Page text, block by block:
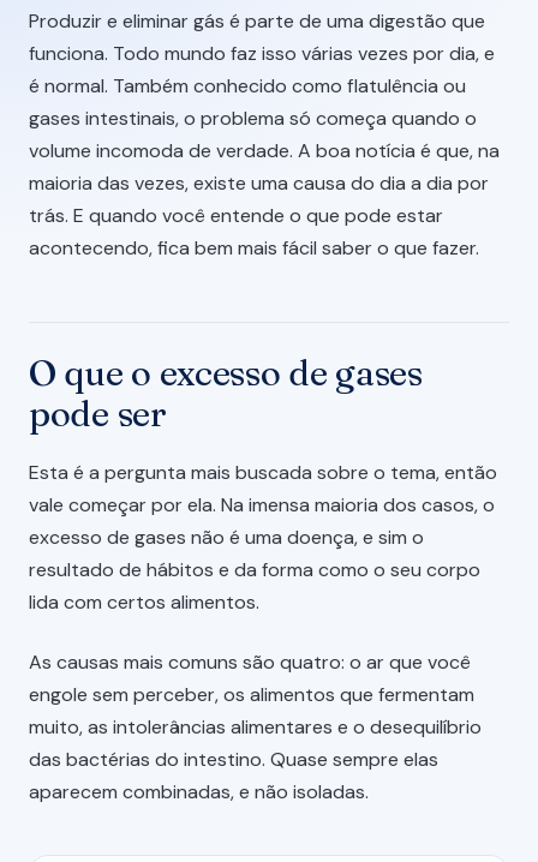
Produzir e eliminar gás é parte de uma digestão que
funciona. Todo mundo faz isso várias vezes por dia, e
é normal. Também conhecido como flatulência ou
gases intestinais, o problema só começa quando o
volume incomoda de verdade. A boa notícia é que, na
maioria das vezes, existe uma causa do dia a dia por
trás. E quando você entende o que pode estar
acontecendo, fica bem mais fácil saber o que fazer.
O que o excesso de gases
pode ser
Esta é a pergunta mais buscada sobre o tema, então
vale começar por ela. Na imensa maioria dos casos, o
excesso de gases não é uma doença, e sim o
resultado de hábitos e da forma como o seu corpo
lida com certos alimentos.
As causas mais comuns são quatro: o ar que você
engole sem perceber, os alimentos que fermentam
muito, as intolerâncias alimentares e o desequilíbrio
das bactérias do intestino. Quase sempre elas
aparecem combinadas, e não isoladas.